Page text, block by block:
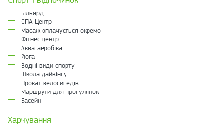
Більярд
СПА Центр
Масаж оплачується окремо
Фітнес центр
Аква-аеробіка
Йога
Водні види спорту
Школа дайвінгу
Прокат велосипедів
Маршрути для прогулянок
Басейн
Харчування